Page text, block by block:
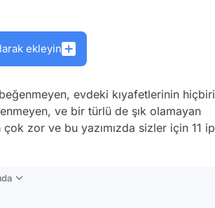
ekleyin
evdeki kıyafetlerinin hiçbiri
ve bir türlü de şık olamayan
çok zor ve bu yazımızda sizler için 11 ip